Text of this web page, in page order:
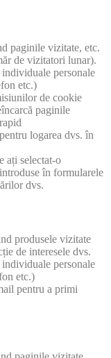
paginile vizitate, etc.
de vizitatori lunar).
personale
etc.)
de cookie
paginile
logarea dvs. în
ați selectat-o
în formularele
dvs.
produsele vizitate
de interesele dvs.
personale
etc.)
pentru a primi